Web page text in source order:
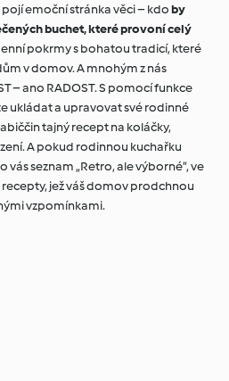
emoční stránka věci – kdoby
buchet, které provoní celý
pokrmy s bohatou tradicí, které
v domov. A mnohým z nás
– ano RADOST. S pomocí funkce
ukládat a upravovat své rodinné
tajný recept na koláčky,
A pokud rodinnou kuchařku
vás seznam „Retro, ale výborné“, ve
jež váš domov prodchnou
vzpomínkami.